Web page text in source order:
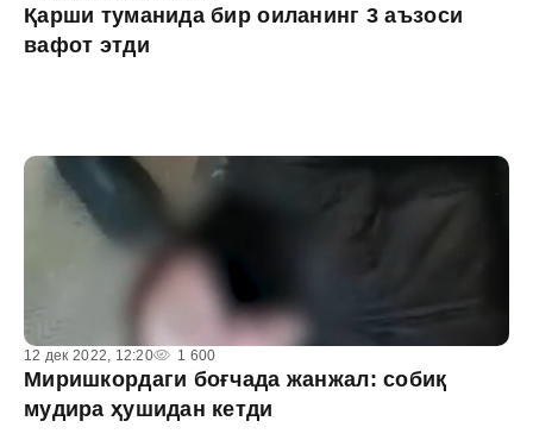
Қарши туманида бир оиланинг 3 аъзоси
вафот этди
12 дек 2022, 12:20 1 600
Миришкордаги боғчада жанжал: собиқ
мудира ҳушидан кетди